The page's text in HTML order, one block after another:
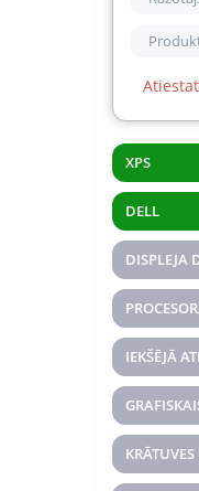
XPS
DELL
DISPLEJA
IEKŠĒJĀ